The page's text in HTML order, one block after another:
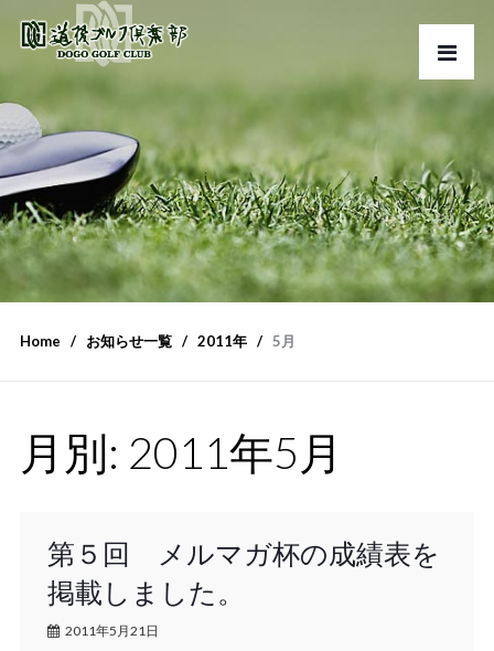
Home お知らせ一覧 2011年 5月
月別: 2011年5月
第５回 メルマガ杯の成績表を
掲載しました。
2011年5月21日